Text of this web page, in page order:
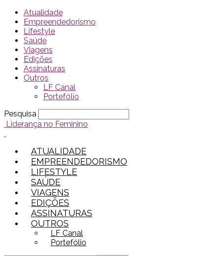
Atualidade
Empreendedorismo
Lifestyle
Saúde
Viagens
Edições
Assinaturas
Outros
LF Canal
Portefólio
Pesquisa
Liderança no Feminino
ATUALIDADE
EMPREENDEDORISMO
LIFESTYLE
SAÚDE
VIAGENS
EDIÇÕES
ASSINATURAS
OUTROS
LF Canal
Portefólio